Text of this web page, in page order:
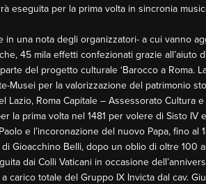
eseguita per la prima volta in sincronia
in una nota degli organizzatori- a cui vanno
45 mila effetti confezionati grazie
del progetto culturale ‘Barocco a Roma.
Musei per la valorizzazione del patrimonio
Lazio, Roma Capitale – Assessorato
la prima volta nel 1481 per volere di Sisto
e l’incoronazione del nuovo Papa, fino
Gioacchino Belli, dopo un oblio di oltre 100
dai Colli Vaticani in occasione
carico totale del Gruppo IX Invicta dal cav.